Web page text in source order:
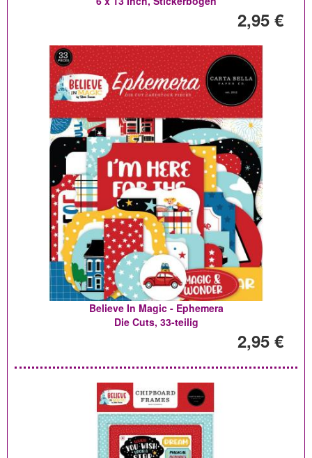
2,95 €
Believe In Magic - Ephemera
Die Cuts, 33-teilig
2,95 €